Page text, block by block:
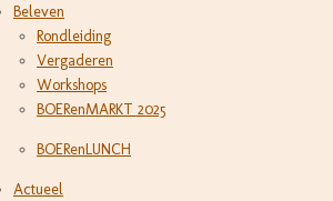
Beleven
Rondleiding
Vergaderen
Workshops
BOERenMARKT 2025
BOERenLUNCH
Actueel